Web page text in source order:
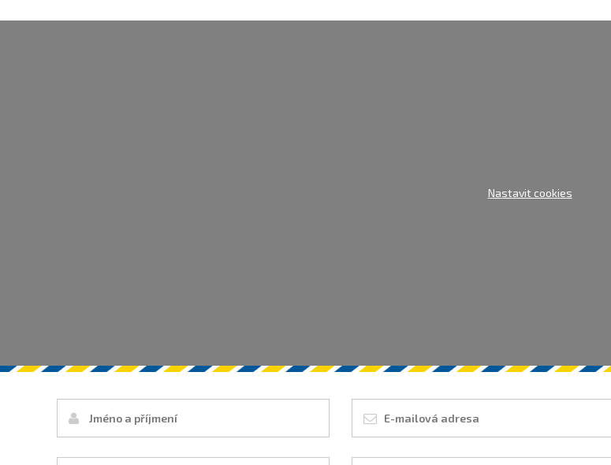
Nastavit cookies